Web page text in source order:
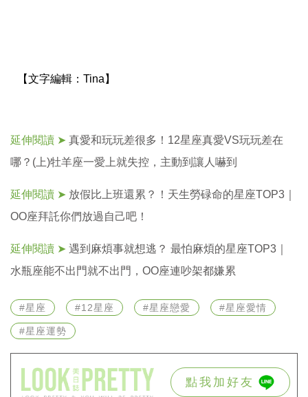
【文字編輯： Tina】
延伸閱讀 ➤ 真愛和玩玩差很多！12星座真愛VS玩玩差在
哪？(上)牡羊座一愛上就失控，主動到讓人嚇到
延伸閱讀 ➤ 放假比上班還累？！天生勞碌命的星座TOP3｜
OO座拜託你們放過自己吧！
延伸閱讀 ➤ 遇到麻煩事就想逃？ 最怕麻煩的星座TOP3｜
水瓶座能不出門就不出門，OO座連吵架都嫌累
#星座 #12星座 #星座戀愛 #星座愛情
#星座運勢
點我加好友